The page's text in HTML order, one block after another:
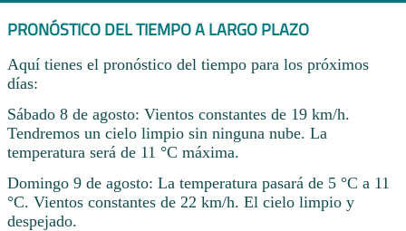
PRONÓSTICO DEL TIEMPO A LARGO PLAZO
Aquí tienes el pronóstico del tiempo para los próximos
días:
Sábado 8 de agosto: Vientos constantes de 19 km/h.
Tendremos un cielo limpio sin ninguna nube. La
temperatura será de 11 °C máxima.
Domingo 9 de agosto: La temperatura pasará de 5 °C a 11
°C. Vientos constantes de 22 km/h. El cielo limpio y
despejado.